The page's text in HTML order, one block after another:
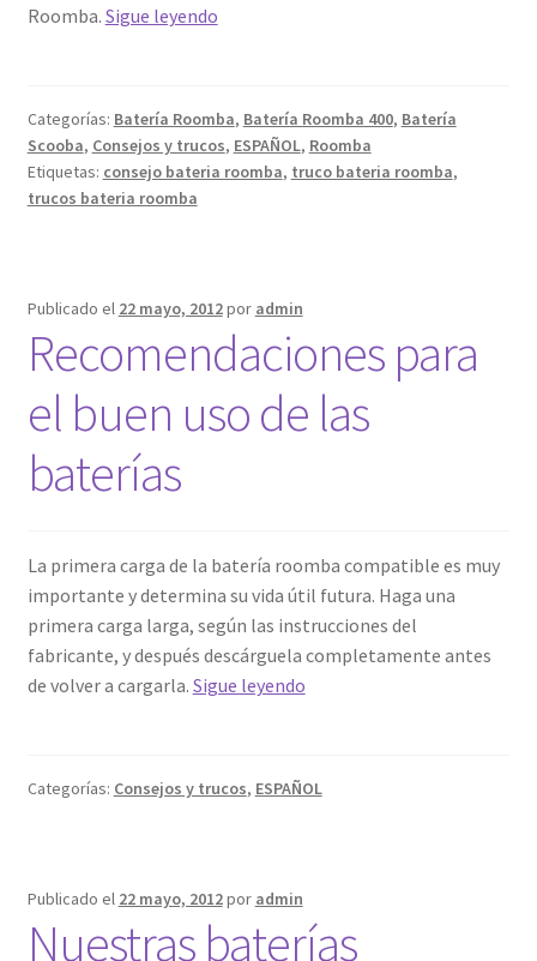
Roomba. Sigue leyendoConsejos
batería
roomba
Categorías: Batería Roomba, Batería Roomba 400, Batería
Scooba, Consejos y trucos, ESPAÑOL, Roomba
Etiquetas: consejo bateria roomba, truco bateria roomba,
trucos bateria roomba
Publicado el 22 mayo, 2012por admin
Recomendaciones para
el buen uso de las
baterías
La primera carga de la batería roomba compatible es muy
importante y determina su vida útil futura. Haga una
primera carga larga, según las instrucciones del
fabricante, y después descárguela completamente antes
de volver a cargarla. Sigue leyendoRecomendaciones
uso
Categorías: Consejos y trucos, ESPAÑOL
Publicado el 22 mayo, 2012por admin
Nuestras baterías